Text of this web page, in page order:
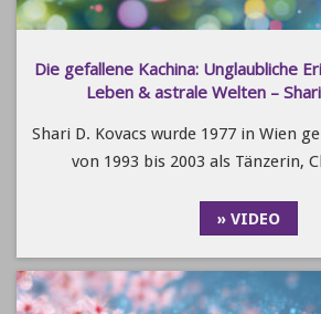
Die gefallene Kachina: Unglaubliche
Leben & astrale Welten –
Shari D. Kovacs wurde 1977 in Wien
von 1993 bis 2003 als Tänzerin,
» VIDEO